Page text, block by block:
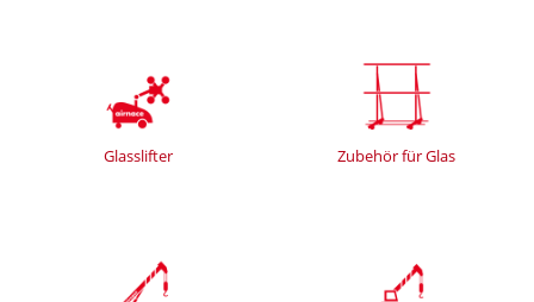
Glasslifter Zubehör für Glas